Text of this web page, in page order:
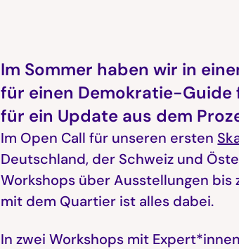
Im Sommer haben wir in
für einen Demokratie-
für ein Update aus dem
Im Open Call für unseren ersten
Deutschland, der Schweiz und
Workshops über Ausstellungen
mit dem Quartier ist alles dabei.
In zwei Workshops mit